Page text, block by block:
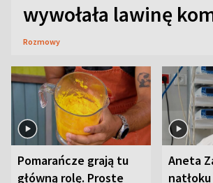
wywołała lawinę
Rozmowy
Pomarańcze grają tu
główną rolę. Proste
Aneta